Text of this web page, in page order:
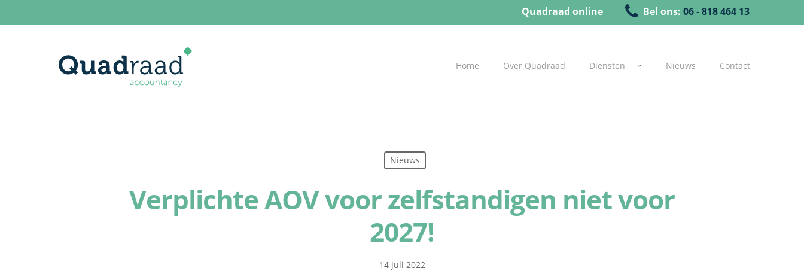
Quadraad online Bel ons: 06 - 818 464 13
Home Over Quadraad Diensten Nieuws Contact
Nieuws
Verplichte AOV voor zelfstandigen niet voor
2027!
14 juli 2022